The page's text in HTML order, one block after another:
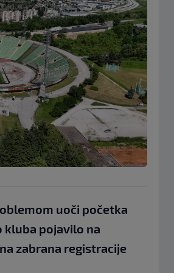
uoči početka
kluba pojavilo na
zabrana registracije